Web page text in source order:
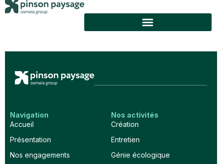
Navigation
Accueil
Présentation
Nos engagements
Nos activités
Création
Entretien
Génie écologique